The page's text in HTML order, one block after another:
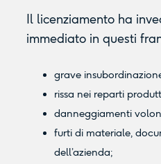
Il licenziamento ha
immediato in questi
grave
rissa nei reparti
danneggiamenti
furti di materiale,
dell’azienda;